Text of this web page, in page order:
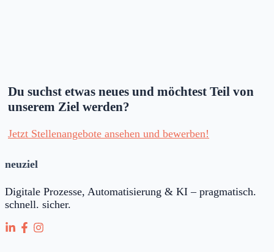
Du suchst etwas neues und möchtest Teil von
unserem Ziel werden?
Jetzt Stellenangebote ansehen und bewerben!
neuziel
Digitale Prozesse, Automatisierung & KI – pragmatisch.
schnell. sicher.